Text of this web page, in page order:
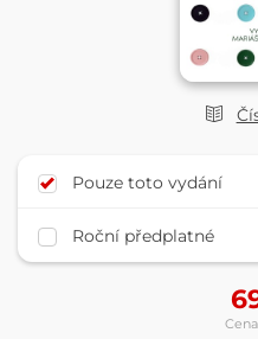
Pouze toto vydání
Roční předplatné